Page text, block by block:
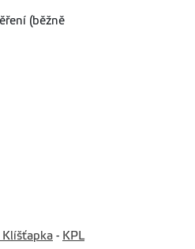
(běžně
Klíšťapka - KPL